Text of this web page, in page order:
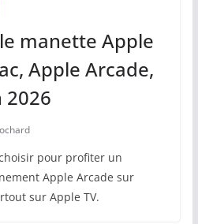
manette Apple
Apple Arcade,
2026
pour profiter un
Apple Arcade sur
sur Apple TV.